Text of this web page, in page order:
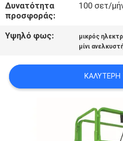
ΖΗΤΉΣΤΕ
ΜΙΑ
SITEMAP
ΑΠΟΡΡΉΤΟΥ
Δυνατότητα
προσφοράς:
100 σετ/
Υψηλό φως: μικρός
μίνι
ΚΑΛΎΤΕΡΗ